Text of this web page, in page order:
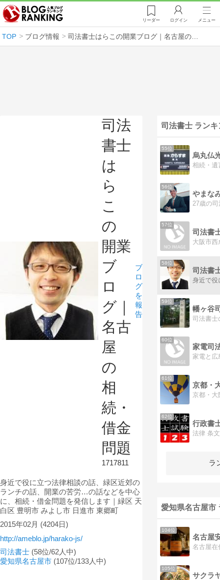
リーダー ログイン メニュー
TOP ブログ情報 司法書士はらこの開業ブログ｜名古屋の相続・借金問題
司法
書士
は
ら
こ
の
開業
ブ
ロ
グ｜
名古
屋
の
相
続・
借金
問題
1717811
ブ
ロ
グ
を
報
告
身近で役に立つ法律相談の話、緑区近郊の
ランチの話、開業の苦労…の話などを中心
に、相続・借金問題を発信します｜緑区 天
白区 豊明市 みよし市 日進市 東郷町
2015年02月 (4204日)
http://ameblo.jp/harako-js/
司法書士 (58位/62人中)
愛知県名古屋市 (107位/133人中)
司法書士 ランキ
55位
56位
やまな
57位
司法書
58位
59位
幡ヶ谷
60位
家電司
61位
62位
行政書
ラ
愛知県名古屋市
104位
105位
サクラ